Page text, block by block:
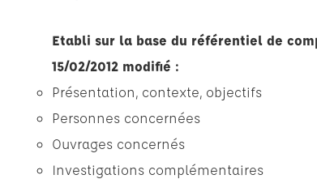
Etabli sur la base du référentiel de
15/02/2012 modifié :
Présentation, contexte, objectifs
Personnes concernées
Ouvrages concernés
Investigations complémentaires